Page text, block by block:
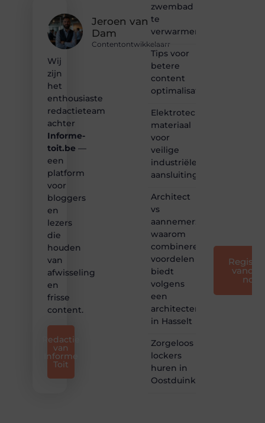
Jeroen van
Dam
Contentontwikkelaarr
Wij
zijn
het
enthousiaste
redactieteam
achter
Informe-
toit.be —
een
platform
voor
bloggers
en
lezers
die
houden
van
afwisseling
en
frisse
content.
Redactie
van
Informe
Toit
zwembad
te
verwarmen?
Tips voor
betere
content
optimalisatie
Elektrotechnisch
materiaal
voor
veilige
industriële
aansluitingen
Architect
vs
aannemer:
waarom
combineren
voordelen
biedt
volgens
een
architectenbureau
in Hasselt
Zorgeloos
lockers
huren in
Oostduinkerke
nog